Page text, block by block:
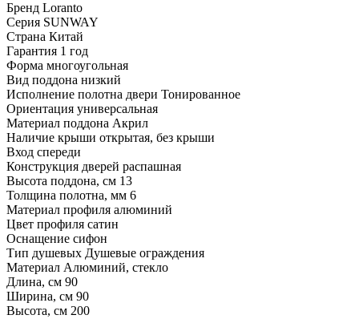
Бренд Loranto
Серия SUNWAY
Страна Китай
Гарантия 1 год
Форма многоугольная
Вид поддона низкий
Исполнение полотна двери Тонированное
Ориентация универсальная
Материал поддона Акрил
Наличие крыши открытая, без крыши
Вход спереди
Конструкция дверей распашная
Высота поддона, см 13
Толщина полотна, мм 6
Материал профиля алюминий
Цвет профиля сатин
Оснащение сифон
Тип душевых Душевые ограждения
Материал Алюминий, стекло
Длина, см 90
Ширина, см 90
Высота, см 200